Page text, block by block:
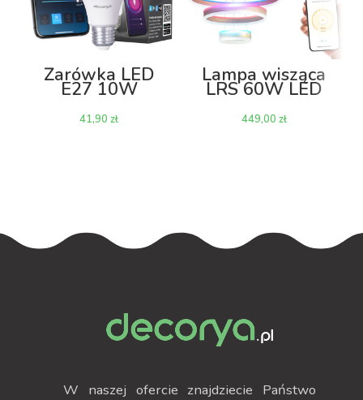
Żarówka LED
E27 10W
zł
Lampa wisząca
LRS 60W LED
pilotem lub
zł
W naszej ofercie znajdziecie Państwo